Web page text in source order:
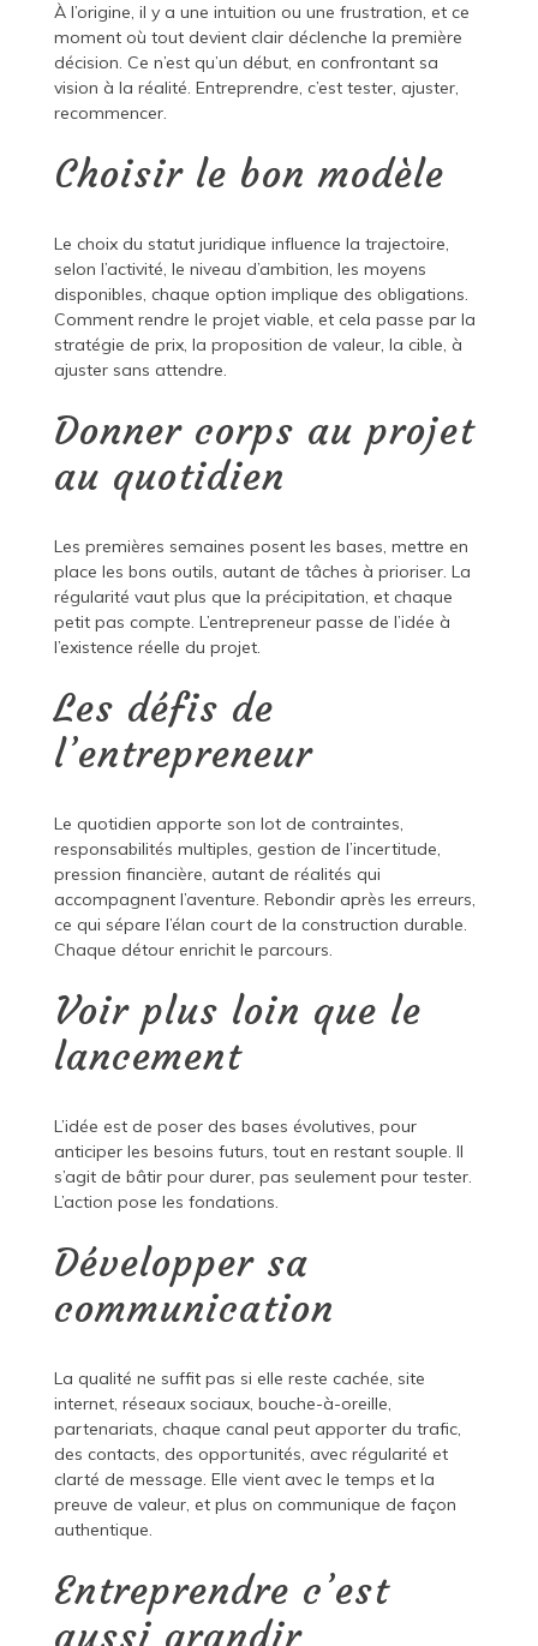
À l’origine, il y a une intuition ou une frustration, et ce
moment où tout devient clair déclenche la première
décision. Ce n’est qu’un début, en confrontant sa
vision à la réalité. Entreprendre, c’est tester, ajuster,
recommencer.
Choisir le bon modèle
Le choix du statut juridique influence la trajectoire,
selon l’activité, le niveau d’ambition, les moyens
disponibles, chaque option implique des obligations.
Comment rendre le projet viable, et cela passe par la
stratégie de prix, la proposition de valeur, la cible, à
ajuster sans attendre.
Donner corps au projet
au quotidien
Les premières semaines posent les bases, mettre en
place les bons outils, autant de tâches à prioriser. La
régularité vaut plus que la précipitation, et chaque
petit pas compte. L’entrepreneur passe de l’idée à
l’existence réelle du projet.
Les défis de
l’entrepreneur
Le quotidien apporte son lot de contraintes,
responsabilités multiples, gestion de l’incertitude,
pression financière, autant de réalités qui
accompagnent l’aventure. Rebondir après les erreurs,
ce qui sépare l’élan court de la construction durable.
Chaque détour enrichit le parcours.
Voir plus loin que le
lancement
L’idée est de poser des bases évolutives, pour
anticiper les besoins futurs, tout en restant souple. Il
s’agit de bâtir pour durer, pas seulement pour tester.
L’action pose les fondations.
Développer sa
communication
La qualité ne suffit pas si elle reste cachée, site
internet, réseaux sociaux, bouche-à-oreille,
partenariats, chaque canal peut apporter du trafic,
des contacts, des opportunités, avec régularité et
clarté de message. Elle vient avec le temps et la
preuve de valeur, et plus on communique de façon
authentique.
Entreprendre c’est